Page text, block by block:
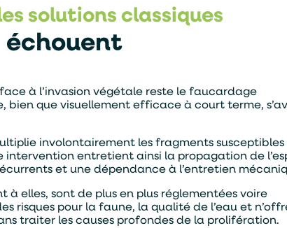
solutions classiques
échouent
à l’invasion végétale reste le faucardage
que visuellement efficace à court terme,
involontairement les fragments
intervention entretient ainsi la propagation de
et une dépendance à l’entretien
à elles, sont de plus en plus réglementées voire
risques pour la faune, la qualité de l’eau et
traiter les causes profondes de la prolifération.